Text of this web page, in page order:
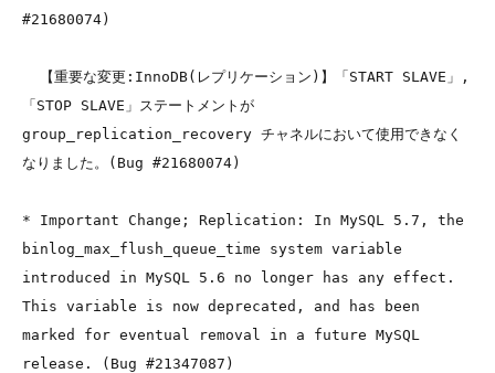
#21680074)
「STOP SLAVE」ステートメントが
group_replication_recovery チャネルにおいて使用できなく
なりました。(Bug #21680074)
* Important Change; Replication: In MySQL 5.7, the
binlog_max_flush_queue_time system variable
introduced in MySQL 5.6 no longer has any effect.
This variable is now deprecated, and has been
marked for eventual removal in a future MySQL
release. (Bug #21347087)